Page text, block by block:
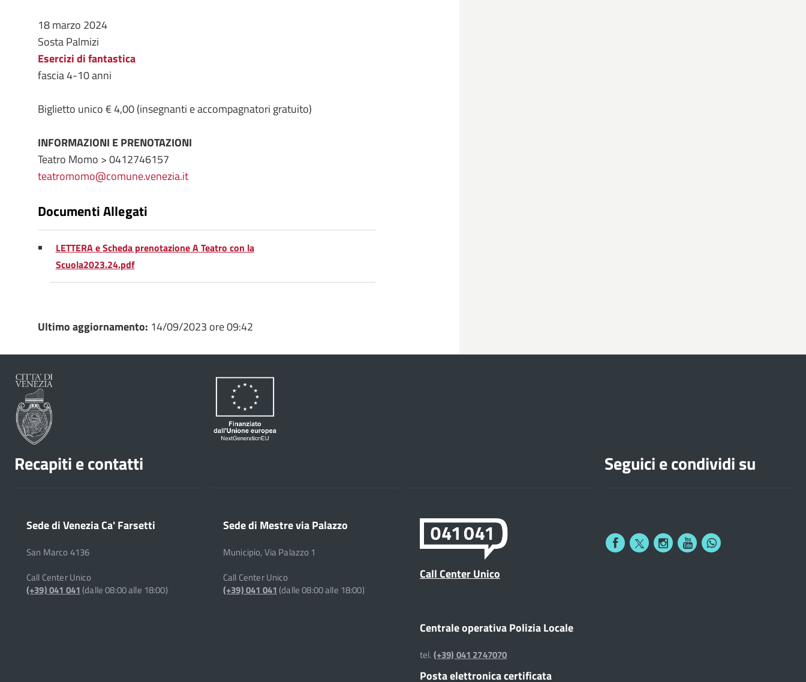
18 marzo 2024
Sosta Palmizi
Esercizi di fantastica
fascia 4-10 anni
Biglietto unico € 4,00 (insegnanti e accompagnatori gratuito)
INFORMAZIONI E PRENOTAZIONI
Teatro Momo > 0412746157
teatromomo@comune.venezia.it
Documenti Allegati
LETTERA e Scheda prenotazione A Teatro con la
Scuola2023.24.pdf
Ultimo aggiornamento: 14/09/2023 ore 09:42
Recapiti e contatti
Sede di Venezia Ca' Farsetti
San Marco 4136
Call Center Unico
(+39) 041 041(dalle 08:00 alle 18:00)
Sede di Mestre via Palazzo
Municipio, Via Palazzo 1
Call Center Unico
(+39) 041 041(dalle 08:00 alle 18:00)
Call Center Unico
Centrale operativa Polizia Locale
tel.(+39) 041 2747070
Posta elettronica certificata
Seguici e condividi su